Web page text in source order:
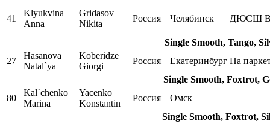
41
Klyukvina
Anna
Gridasov
Nikita
Россия Челябинск ДЮСШ
Single Smooth, Tango,
27
Hasanova
Natal`ya
Koberidze
Giorgi
Россия Екатеринбург На
Single Smooth, Foxtrot,
80
Kal`chenko
Marina
Yacenko
Konstantin
Россия
Омск
Single Smooth, Foxtrot,